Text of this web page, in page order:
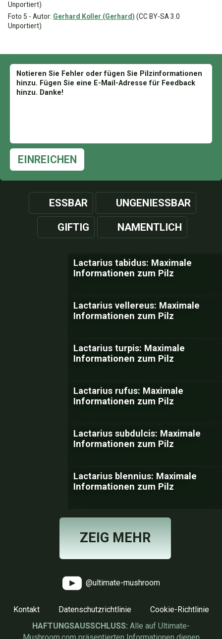
Unportiert)
Foto 5 - Autor: Gerhard Koller (Gerhard) (CC BY-SA 3.0
Unportiert)
EINREICHEN
ESSBAR UNGENIESSBAR
GIFTIG NAMENTLICH
Lactarius tabidus: Maximale
Informationen zum Pilz
Lactarius vellereus: Maximale
Informationen zum Pilz
Lactarius turpis: Maximale
Informationen zum Pilz
Lactarius rufus: Maximale
Informationen zum Pilz
Lactarius subdulcis: Maximale
Informationen zum Pilz
Lactarius blennius: Maximale
Informationen zum Pilz
ZEIG MEHR
@ultimate-mushroom
Kontakt Datenschutzrichtlinie
Cookie-Richtlinie
HAFTUNGSAUSSCHLUSS: Alle auf Ultimate-